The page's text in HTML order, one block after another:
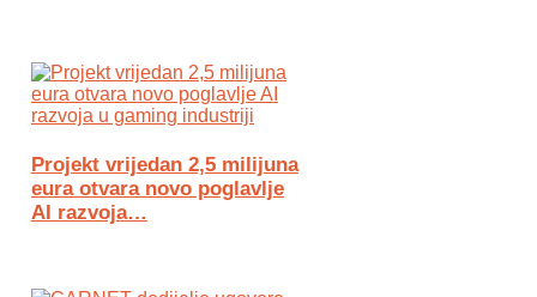
Projekt vrijedan 2,5 milijuna
eura otvara novo poglavlje
AI razvoja…